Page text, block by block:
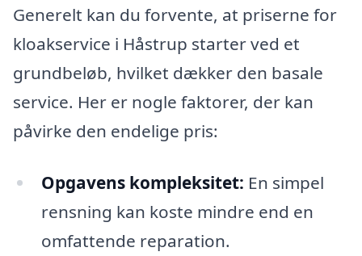
Generelt kan du forvente, at priserne for
kloakservice i Håstrup starter ved et
grundbeløb, hvilket dækker den basale
service. Her er nogle faktorer, der kan
påvirke den endelige pris:
Opgavens kompleksitet: En simpel
rensning kan koste mindre end en
omfattende reparation.